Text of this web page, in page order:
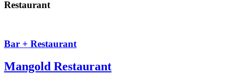
Restaurant
Bar + Restaurant
Mangold Restaurant